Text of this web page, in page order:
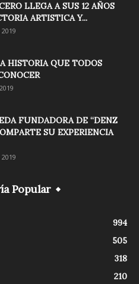
LLEGA A SUS 12 AÑOS
ARTISTICA Y...
HISTORIA QUE TODOS
FUNDADORA DE “DENZ
SU EXPERIENCIA
Popular
994
505
318
210